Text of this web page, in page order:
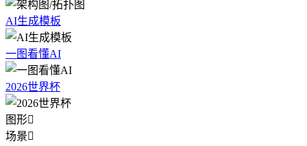
AI生成模板
一图看懂AI
2026世界杯
图形
场景